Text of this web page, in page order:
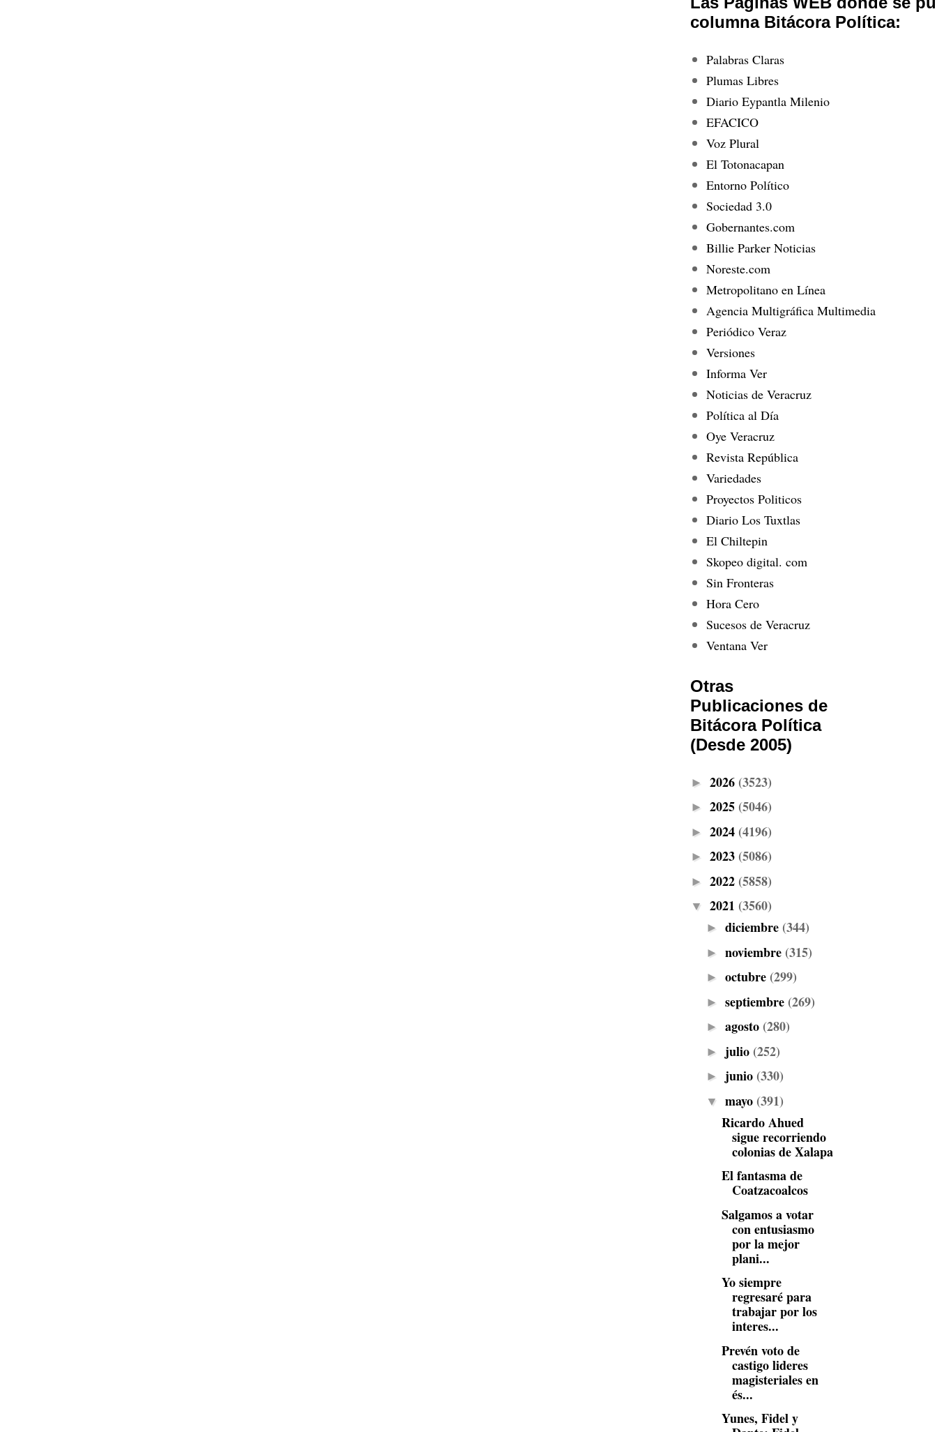
columna Bitácora Política:
Palabras Claras
Plumas Libres
Diario Eypantla Milenio
EFACICO
Voz Plural
El Totonacapan
Entorno Político
Sociedad 3.0
Gobernantes.com
Billie Parker Noticias
Noreste.com
Metropolitano en Línea
Agencia Multigráfica Multimedia
Periódico Veraz
Versiones
Informa Ver
Noticias de Veracruz
Política al Día
Oye Veracruz
Revista República
Variedades
Proyectos Politicos
Diario Los Tuxtlas
El Chiltepin
Skopeo digital. com
Sin Fronteras
Hora Cero
Sucesos de Veracruz
Ventana Ver
Otras
Publicaciones de
Bitácora Política
(Desde 2005)
► 2026 (3523)
► 2025 (5046)
► 2024 (4196)
► 2023 (5086)
► 2022 (5858)
▼ 2021 (3560)
► diciembre (344)
► noviembre (315)
► octubre (299)
► septiembre (269)
► agosto (280)
► julio (252)
► junio (330)
▼ mayo (391)
Ricardo Ahued
sigue recorriendo
colonias de Xalapa
El fantasma de
Coatzacoalcos
Salgamos a votar
con entusiasmo
por la mejor
plani...
Yo siempre
regresaré para
trabajar por los
interes...
Prevén voto de
castigo lideres
magisteriales en
és...
Yunes, Fidel y